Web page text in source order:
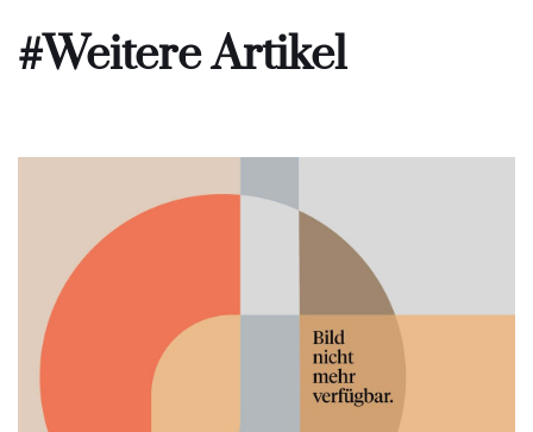
#Weitere Artikel